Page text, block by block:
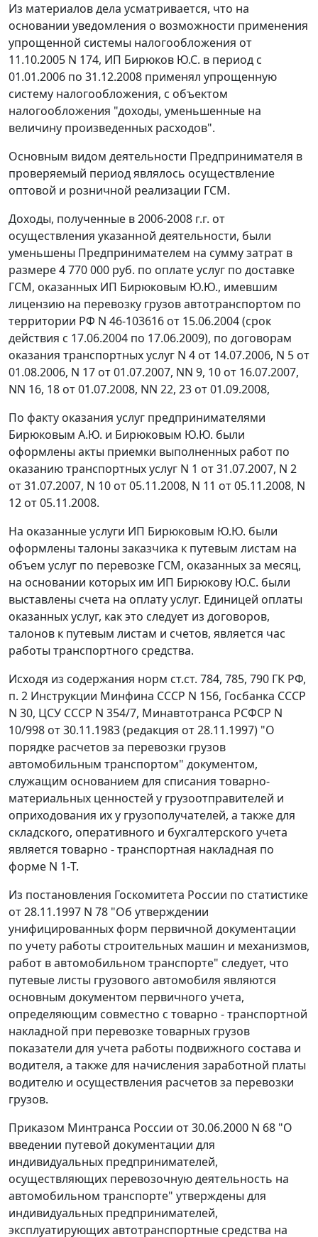
Из материалов дела усматривается, что на
основании уведомления о возможности применения
упрощенной системы налогообложения от
11.10.2005 N 174, ИП Бирюков Ю.С. в период с
01.01.2006 по 31.12.2008 применял упрощенную
систему налогообложения, с объектом
налогообложения "доходы, уменьшенные на
величину произведенных расходов".
Основным видом деятельности Предпринимателя в
проверяемый период являлось осуществление
оптовой и розничной реализации ГСМ.
Доходы, полученные в 2006-2008 г.г. от
осуществления указанной деятельности, были
уменьшены Предпринимателем на сумму затрат в
размере 4 770 000 руб. по оплате услуг по доставке
ГСМ, оказанных ИП Бирюковым Ю.Ю., имевшим
лицензию на перевозку грузов автотранспортом по
территории РФ N 46-103616 от 15.06.2004 (срок
действия с 17.06.2004 по 17.06.2009), по договорам
оказания транспортных услуг N 4 от 14.07.2006, N 5 от
01.08.2006, N 17 от 01.07.2007, NN 9, 10 от 16.07.2007,
NN 16, 18 от 01.07.2008, NN 22, 23 от 01.09.2008,
По факту оказания услуг предпринимателями
Бирюковым А.Ю. и Бирюковым Ю.Ю. были
оформлены акты приемки выполненных работ по
оказанию транспортных услуг N 1 от 31.07.2007, N 2
от 31.07.2007, N 10 от 05.11.2008, N 11 от 05.11.2008, N
12 от 05.11.2008.
На оказанные услуги ИП Бирюковым Ю.Ю. были
оформлены талоны заказчика к путевым листам на
объем услуг по перевозке ГСМ, оказанных за месяц,
на основании которых им ИП Бирюкову Ю.С. были
выставлены счета на оплату услуг. Единицей оплаты
оказанных услуг, как это следует из договоров,
талонов к путевым листам и счетов, является час
работы транспортного средства.
Исходя из содержания норм ст.ст. 784, 785, 790 ГК РФ,
п. 2 Инструкции Минфина СССР N 156, Госбанка СССР
N 30, ЦСУ СССР N 354/7, Минавтотранса РСФСР N
10/998 от 30.11.1983 (редакция от 28.11.1997) "О
порядке расчетов за перевозки грузов
автомобильным транспортом" документом,
служащим основанием для списания товарно-
материальных ценностей у грузоотправителей и
оприходования их у грузополучателей, а также для
складского, оперативного и бухгалтерского учета
является товарно - транспортная накладная по
форме N 1-Т.
Из постановления Госкомитета России по статистике
от 28.11.1997 N 78 "Об утверждении
унифицированных форм первичной документации
по учету работы строительных машин и механизмов,
работ в автомобильном транспорте" следует, что
путевые листы грузового автомобиля являются
основным документом первичного учета,
определяющим совместно с товарно - транспортной
накладной при перевозке товарных грузов
показатели для учета работы подвижного состава и
водителя, а также для начисления заработной платы
водителю и осуществления расчетов за перевозки
грузов.
Приказом Минтранса России от 30.06.2000 N 68 "О
введении путевой документации для
индивидуальных предпринимателей,
осуществляющих перевозочную деятельность на
автомобильном транспорте" утверждены для
индивидуальных предпринимателей,
эксплуатирующих автотранспортные средства на